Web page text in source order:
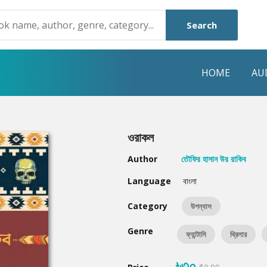
Search
HOME
Humayun Ahmed
Mouri Morium
Hot & New
ওরাকল
Author
তৌফির হাসান উর রাকিব
Language
বাংলা
Category উপন্যাস
Genre ফ্যান্টাসি থ্রিলার